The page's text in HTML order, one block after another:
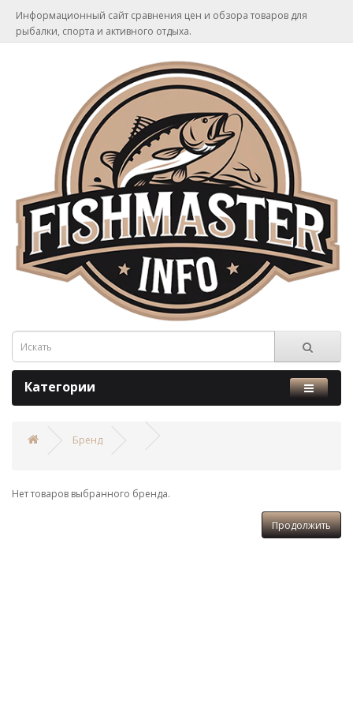
Информационный сайт сравнения цен и обзора товаров для
рыбалки, спорта и активного отдыха.
Категории
Бренд
Нет товаров выбранного бренда.
Продолжить